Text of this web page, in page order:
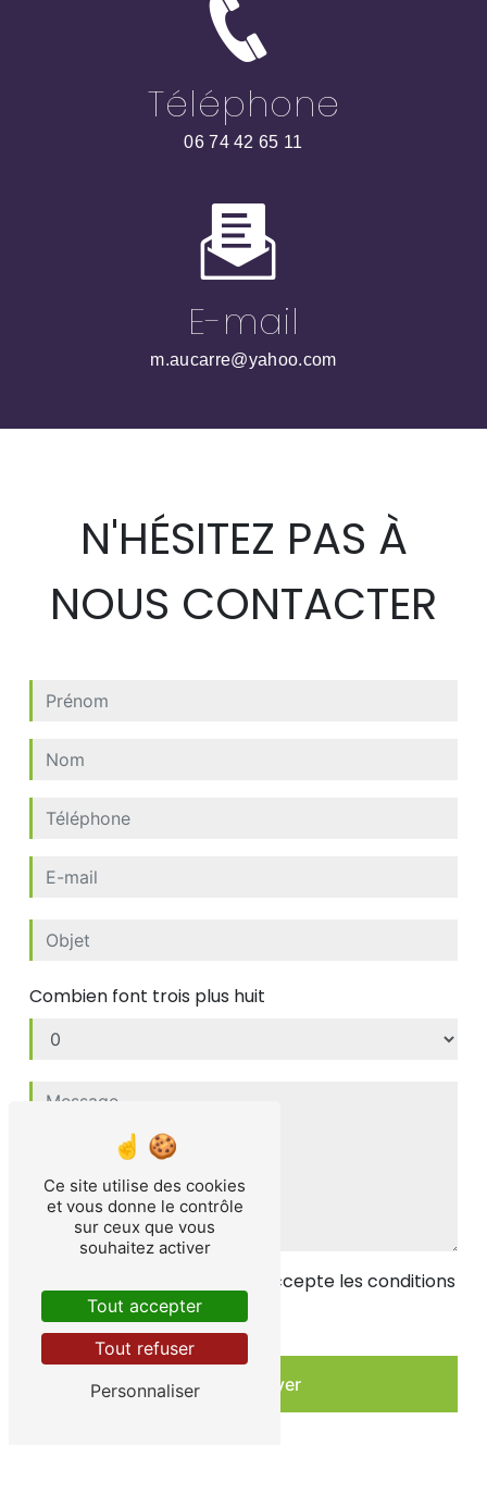
Téléphone
06 74 42 65 11
E-mail
m.aucarre@yahoo.com
N'HÉSITEZ PAS À
NOUS CONTACTER
Combien font trois plus huit
En cochant cette case, j'accepte les conditions
particulières ci-dessous **
Envoyer
Ce site utilise des cookies
et vous donne le contrôle
sur ceux que vous
souhaitez activer
Tout accepter
Tout refuser
Personnaliser